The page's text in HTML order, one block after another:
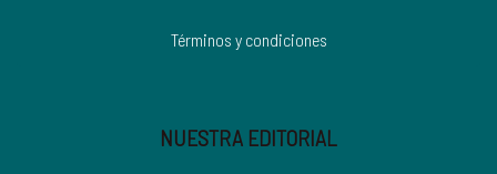
Términos y condiciones
NUESTRA EDITORIAL